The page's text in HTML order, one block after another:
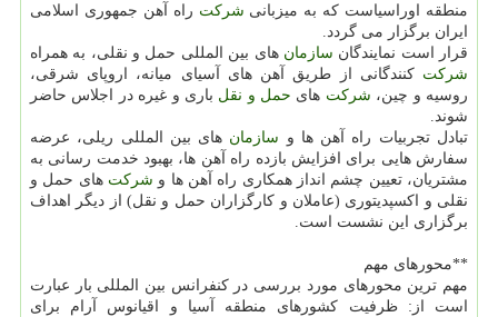
منطقه اوراسیاست كه به میزبانی شركت راه آهن جمهوری اسلامی
ایران برگزار می گردد.
قرار است نمایندگان سازمان های بین المللی حمل و نقلی، به همراه
شركت كنندگانی از طریق آهن های آسیای میانه، اروپای شرقی،
روسیه و چین، شركت های حمل و نقل باری و غیره در اجلاس حاضر
شوند.
تبادل تجربیات راه آهن ها و سازمان های بین المللی ریلی، عرضه
سفارش هایی برای افزایش بازده راه آهن ها، بهبود خدمت رسانی به
مشتریان، تعیین چشم انداز همكاری راه آهن ها و شركت های حمل و
نقلی و اكسپدیتوری (عاملان و كارگزاران حمل و نقل) از دیگر اهداف
برگزاری این نشست است.
**محورهای مهم
مهم ترین محورهای مورد بررسی در كنفرانس بین المللی بار عبارت
است از: ظرفیت كشورهای منطقه آسیا و اقیانوس آرام برای